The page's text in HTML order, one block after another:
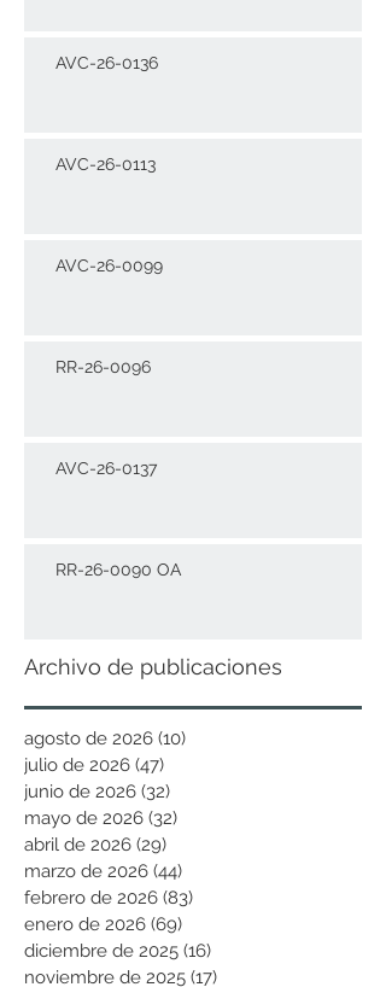
AVC-26-0136
AVC-26-0113
AVC-26-0099
RR-26-0096
AVC-26-0137
RR-26-0090 OA
Archivo de publicaciones
agosto de 2026 (10)
julio de 2026 (47)
junio de 2026 (32)
mayo de 2026 (32)
abril de 2026 (29)
marzo de 2026 (44)
febrero de 2026 (83)
enero de 2026 (69)
diciembre de 2025 (16)
noviembre de 2025 (17)